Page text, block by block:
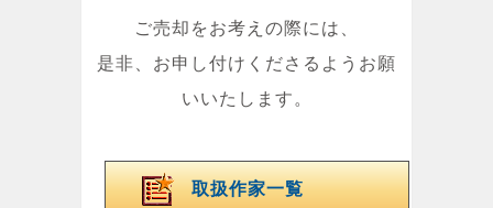
ご売却をお考えの際には、
是非、お申し付けくださるようお願
いいたします。
取扱作家一覧